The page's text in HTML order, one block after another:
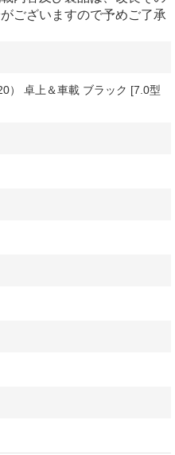
ございますので予めご了承
） 卓上＆車載 ブラック [7.0型